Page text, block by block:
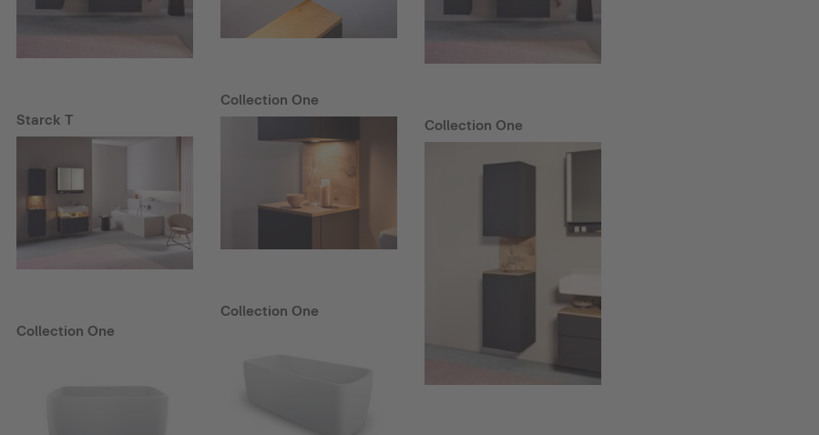
Starck T
Collection One
Collection One
Collection One
Collection One